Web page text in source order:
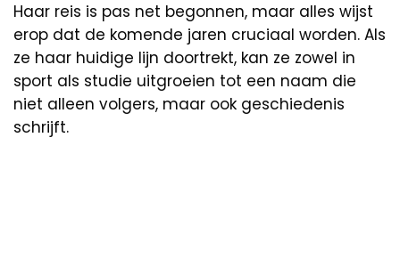
Haar reis is pas net begonnen, maar alles wijst
erop dat de komende jaren cruciaal worden. Als
ze haar huidige lijn doortrekt, kan ze zowel in
sport als studie uitgroeien tot een naam die
niet alleen volgers, maar ook geschiedenis
schrijft.